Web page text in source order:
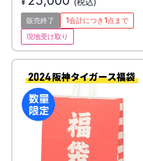
販売終了 1会計につき 1点まで
現地受け取り